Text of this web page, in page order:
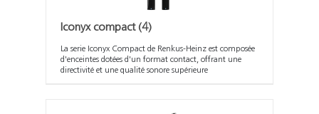
Iconyx compact (4)
La serie Iconyx Compact de Renkus-Heinz est composée
d'enceintes dotées d'un format contact, offrant une
directivité et une qualité sonore supérieure